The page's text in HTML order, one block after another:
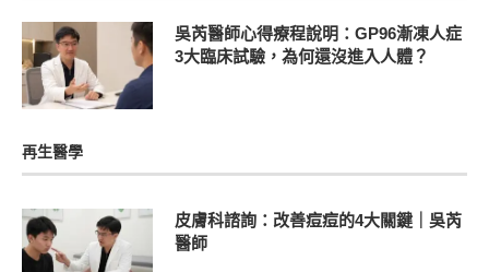
吳芮醫師心得療程說明：GP96漸凍人症
3大臨床試驗，為何還沒進入人體？
再生醫學
皮膚科諮詢：改善痘痘的4大關鍵｜吳芮
醫師